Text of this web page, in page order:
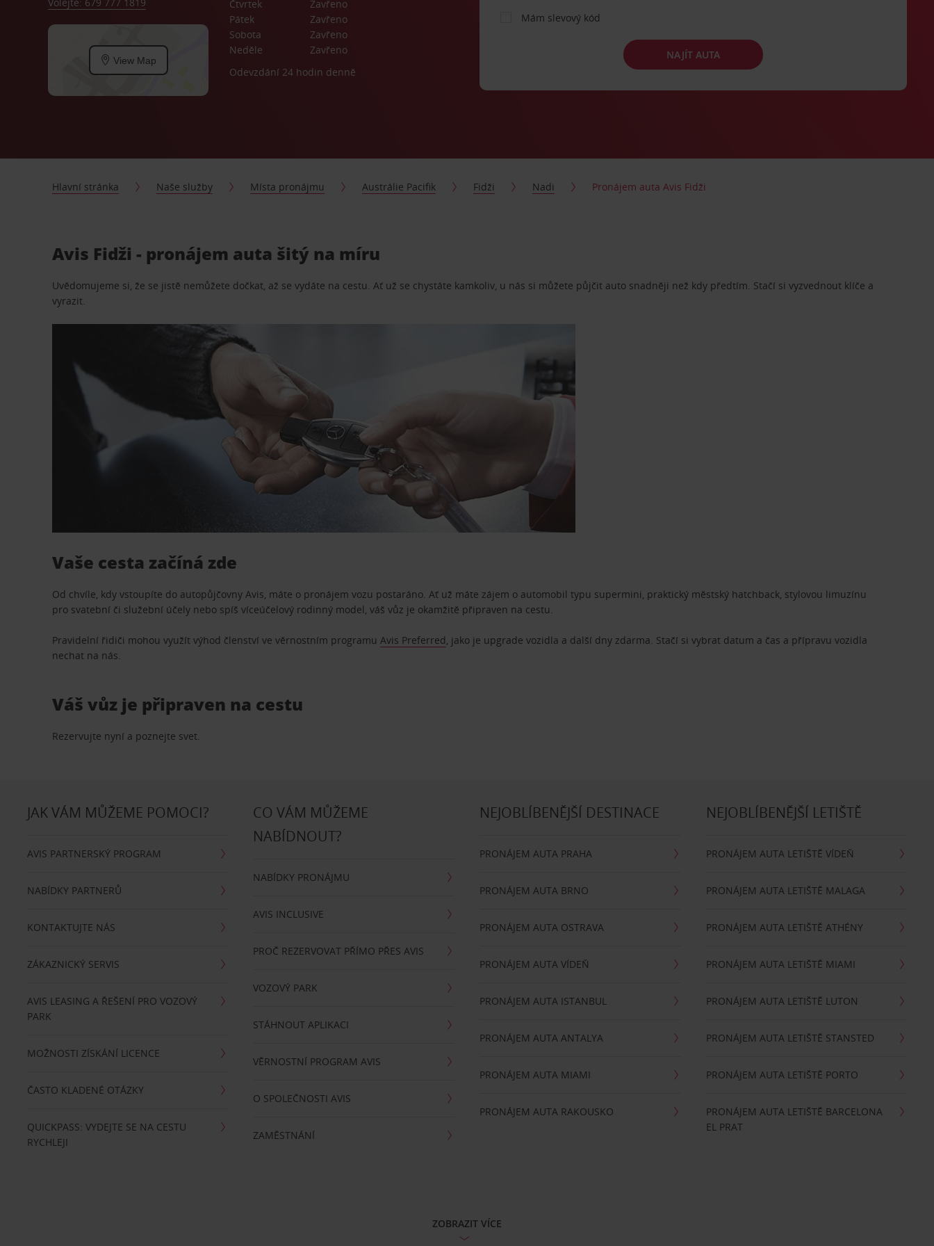
View Map
Čtvrtek
Zavřeno
Pátek
Zavřeno
Sobota
Zavřeno
Neděle
Zavřeno
Odevzdání 24 hodin denně
Mám slevový kód
NAJÍT AUTA
Hlavní stránka Naše služby Místa pronájmu Austrálie Pacifik Fidži Nadi Pronájem auta Avis Fidži
Avis Fidži - pronájem auta šitý na míru
Uvědomujeme si, že se jistě nemůžete dočkat, až se vydáte na cestu. Ať už se chystáte kamkoliv, u nás si můžete půjčit auto snadněji než kdy předtím. Stačí si vyzvednout klíče a
vyrazit.
Vaše cesta začíná zde
Od chvíle, kdy vstoupíte do autopůjčovny Avis, máte o pronájem vozu postaráno. Ať už máte zájem o automobil typu supermini, praktický městský hatchback, stylovou limuzínu
pro svatební či služební účely nebo spíš víceúčelový rodinný model, váš vůz je okamžitě připraven na cestu.
Pravidelní řidiči mohou využít výhod členství ve věrnostním programuAvis Preferred, jako je upgrade vozidla a další dny zdarma. Stačí si vybrat datum a čas a přípravu vozidla
nechat na nás.
Váš vůz je připraven na cestu
Rezervujte nyní a poznejte svet.
JAK VÁM MŮŽEME POMOCI?
AVIS PARTNERSKÝ PROGRAM
NABÍDKY PARTNERŮ
KONTAKTUJTE NÁS
ZÁKAZNICKÝ SERVIS
AVIS LEASING A ŘEŠENÍ PRO VOZOVÝ
PARK
MOŽNOSTI ZÍSKÁNÍ LICENCE
ČASTO KLADENÉ OTÁZKY
QUICKPASS: VYDEJTE SE NA CESTU
RYCHLEJI
CO VÁM MŮŽEME
NABÍDNOUT?
NABÍDKY PRONÁJMU
AVIS INCLUSIVE
PROČ REZERVOVAT PŘÍMO PŘES AVIS
VOZOVÝ PARK
STÁHNOUT APLIKACI
VĚRNOSTNÍ PROGRAM AVIS
O SPOLEČNOSTI AVIS
ZAMĚSTNÁNÍ
NEJOBLÍBENĚJŠÍ DESTINACE
PRONÁJEM AUTA PRAHA
PRONÁJEM AUTA BRNO
PRONÁJEM AUTA OSTRAVA
PRONÁJEM AUTA VÍDEŇ
PRONÁJEM AUTA ISTANBUL
PRONÁJEM AUTA ANTALYA
PRONÁJEM AUTA MIAMI
PRONÁJEM AUTA RAKOUSKO
NEJOBLÍBENĚJŠÍ LETIŠTĚ
PRONÁJEM AUTA LETIŠTĚ VÍDEŇ
PRONÁJEM AUTA LETIŠTĚ MALAGA
PRONÁJEM AUTA LETIŠTĚ ATHÉNY
PRONÁJEM AUTA LETIŠTĚ MIAMI
PRONÁJEM AUTA LETIŠTĚ LUTON
PRONÁJEM AUTA LETIŠTĚ STANSTED
PRONÁJEM AUTA LETIŠTĚ PORTO
PRONÁJEM AUTA LETIŠTĚ BARCELONA
EL PRAT
ZOBRAZIT VÍCE